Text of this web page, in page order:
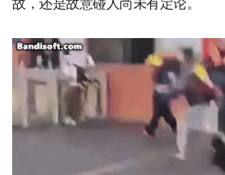
故，还是故意碰人尚未有定论。